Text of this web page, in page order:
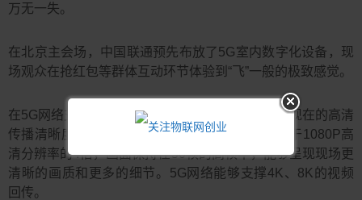
万无一失。
在北京主会场，中国联通预先布放了5G室内数字化设备，现
场观众在抢红包等群体互动环节体验到“飞”一般的极致感觉。
在5G网络支撑下，春晚首次实现4K超高清直播。现在的高清
传播清晰度通常为1080P，真4K画质分辨率相当于1080P高
清分辨率的4倍，画面保持在50帧的高帧率，能够呈现现场更
清晰的画质和更多的细节。5G网络能够支撑4K、8K的视频
回传。